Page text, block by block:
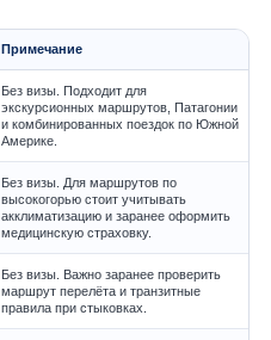
Примечание
Без визы. Подходит для
экскурсионных маршрутов, Патагонии
и комбинированных поездок по Южной
Америке.
Без визы. Для маршрутов по
высокогорью стоит учитывать
акклиматизацию и заранее оформить
медицинскую страховку.
Без визы. Важно заранее проверить
маршрут перелёта и транзитные
правила при стыковках.